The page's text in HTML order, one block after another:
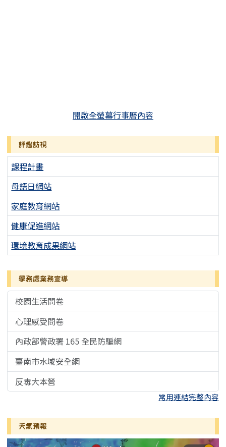
開啟全螢幕行事曆內容
評鑑訪視
課程計畫
母語日網站
家庭教育網站
健康促進網站
環境教育成果網站
學務處業務宣導
校園生活問卷
心理感受問卷
內政部警政署 165 全民防騙網
臺南市水域安全網
反毒大本營
常用連結完整內容
天氣預報